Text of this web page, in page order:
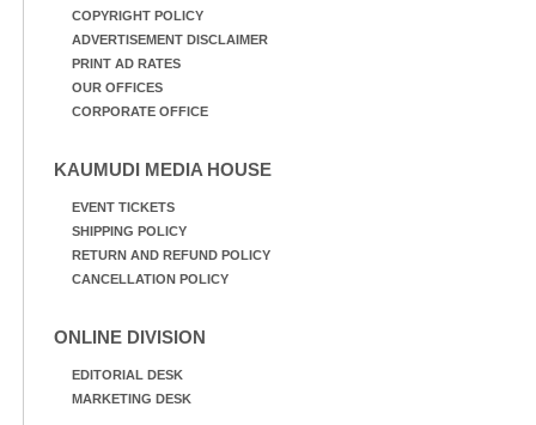
COPYRIGHT POLICY
ADVERTISEMENT DISCLAIMER
PRINT AD RATES
OUR OFFICES
CORPORATE OFFICE
KAUMUDI MEDIA HOUSE
EVENT TICKETS
SHIPPING POLICY
RETURN AND REFUND POLICY
CANCELLATION POLICY
ONLINE DIVISION
EDITORIAL DESK
MARKETING DESK